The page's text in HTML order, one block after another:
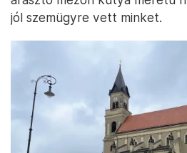
jól szemügyre vett minket.